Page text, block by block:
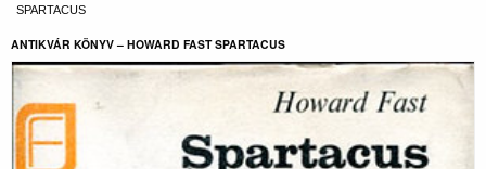
CURRENT:
SPARTACUS
ANTIKVÁR KÖNYV – HOWARD FAST SPARTACUS